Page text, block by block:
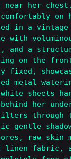
her
on
in a
with
a
on the
metal
sheets
her
through
gentle
raw
fabric,